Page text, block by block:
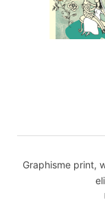
Graphisme print,